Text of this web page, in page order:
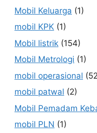
Mobil Keluarga (1)
mobil KPK (1)
Mobil listrik (154)
Mobil Metrologi (1)
mobil operasional
mobil patwal (2)
Mobil Pemadam
mobil PLN (1)